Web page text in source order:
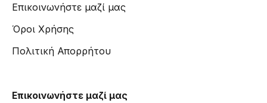
Επικοινωνήστε μαζί μας
Όροι Χρήσης
Πολιτική Απορρήτου
Επικοινωνήστε μαζί μας